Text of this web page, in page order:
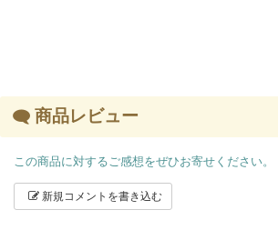
商品レビュー
この商品に対するご感想をぜひお寄せください。
新規コメントを書き込む